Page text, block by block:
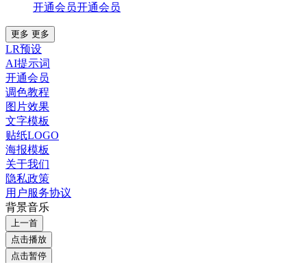
开通会员开通会员
更多 更多
LR预设
AI提示词
开通会员
调色教程
图片效果
文字模板
贴纸LOGO
海报模板
关于我们
隐私政策
用户服务协议
背景音乐
上一首
点击播放
点击暂停